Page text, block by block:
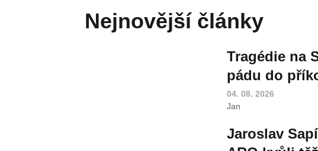
Nejnovější články
Tragédie na
pádu do
04. 08. 2026
Jan
Jaroslav